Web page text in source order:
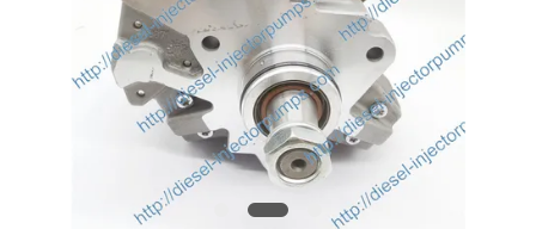
CONFIDENTIALITÉ